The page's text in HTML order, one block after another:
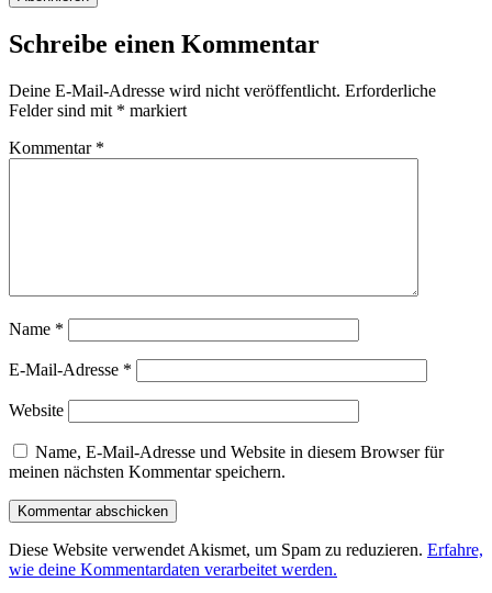
Schreibe einen Kommentar
Deine E-Mail-Adresse wird nicht veröffentlicht. Erforderliche
Felder sind mit * markiert
Kommentar *
Name *
E-Mail-Adresse *
Website
Name, E-Mail-Adresse und Website in diesem Browser für
meinen nächsten Kommentar speichern.
Diese Website verwendet Akismet, um Spam zu reduzieren. Erfahre,
wie deine Kommentardaten verarbeitet werden.